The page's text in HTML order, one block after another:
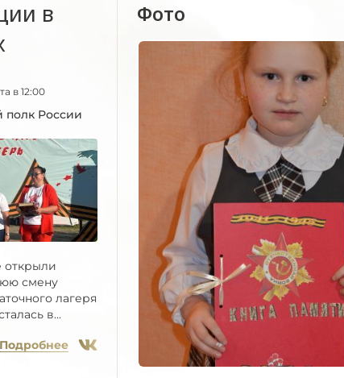
в
в 12:00
полк России
смену
лагеря
в...
Подробнее
Фото